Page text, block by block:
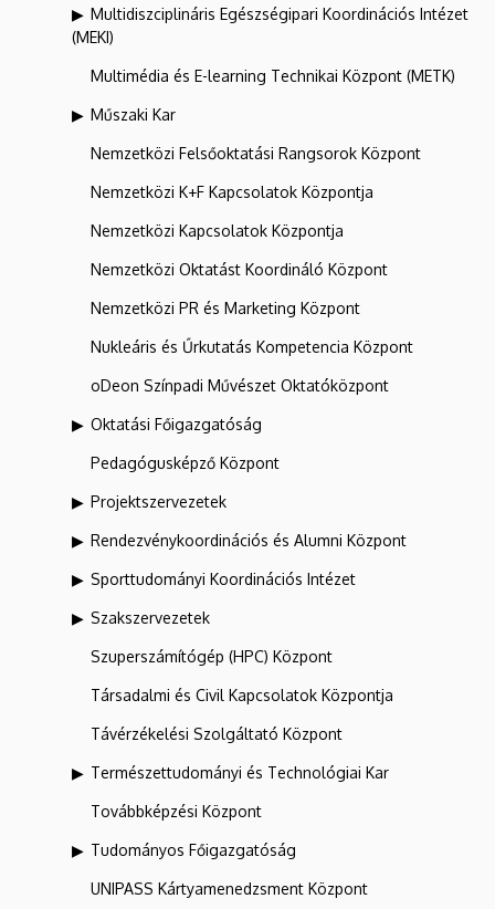
Multidiszciplináris Egészségipari Koordinációs Intézet
(MEKI)
Multimédia és E-learning Technikai Központ (METK)
Műszaki Kar
Nemzetközi Felsőoktatási Rangsorok Központ
Nemzetközi K+F Kapcsolatok Központja
Nemzetközi Kapcsolatok Központja
Nemzetközi Oktatást Koordináló Központ
Nemzetközi PR és Marketing Központ
Nukleáris és Űrkutatás Kompetencia Központ
oDeon Színpadi Művészet Oktatóközpont
Oktatási Főigazgatóság
Pedagógusképző Központ
Projektszervezetek
Rendezvénykoordinációs és Alumni Központ
Sporttudományi Koordinációs Intézet
Szakszervezetek
Szuperszámítógép (HPC) Központ
Társadalmi és Civil Kapcsolatok Központja
Távérzékelési Szolgáltató Központ
Természettudományi és Technológiai Kar
Továbbképzési Központ
Tudományos Főigazgatóság
UNIPASS Kártyamenedzsment Központ